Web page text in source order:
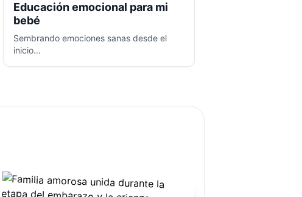
Educación emocional para mi
bebé
Sembrando emociones sanas desde el
inicio...